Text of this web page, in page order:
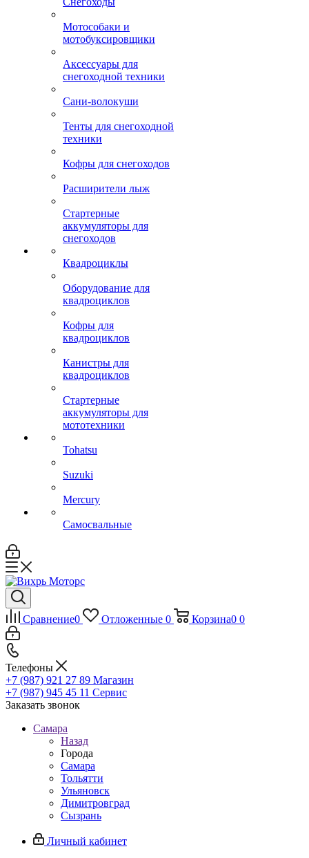
Мотособаки и
мотобуксировщики
Аксессуары для
снегоходной техники
Сани-волокуши
Тенты для снегоходной
техники
Кофры для снегоходов
Расширители лыж
Стартерные
аккумуляторы для
снегоходов
Квадроциклы
Оборудование для
квадроциклов
Кофры для
квадроциклов
Канистры для
квадроциклов
Стартерные
аккумуляторы для
мототехники
Tohatsu
Suzuki
Mercury
Самосвальные
Сравнение0 Отложенные 0 Корзина0 0
Телефоны
+7 (987) 921 27 89 Магазин
+7 (987) 945 45 11 Сервис
Заказать звонок
Самара
Назад
Города
Самара
Тольятти
Ульяновск
Димитровград
Сызрань
Личный кабинет